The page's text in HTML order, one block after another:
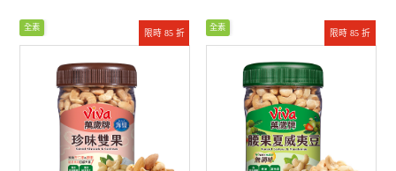
限時 85 折
全素
限時 85 折
全素